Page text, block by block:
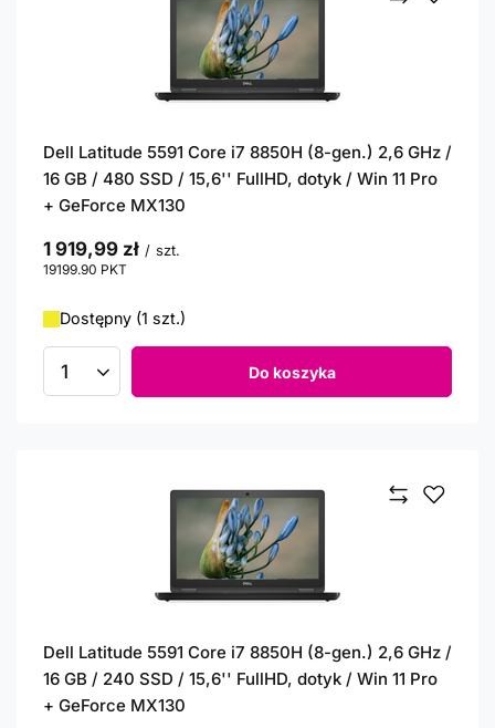
Dell Latitude 5591 Core i7 8850H (8-gen.) 2,6 GHz /
16 GB / 480 SSD / 15,6'' FullHD, dotyk / Win 11 Pro
+ GeForce MX130
1 919,99 zł / szt.
19199.90 PKT
Dostępny (1 szt.)
Ilość produktów Do koszyka
Dell Latitude 5591 Core i7 8850H (8-gen.) 2,6 GHz /
16 GB / 240 SSD / 15,6'' FullHD, dotyk / Win 11 Pro
+ GeForce MX130